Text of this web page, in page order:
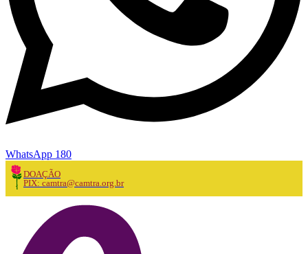
WhatsApp 180
DOAÇÃO
PIX: camtra@camtra.org.br